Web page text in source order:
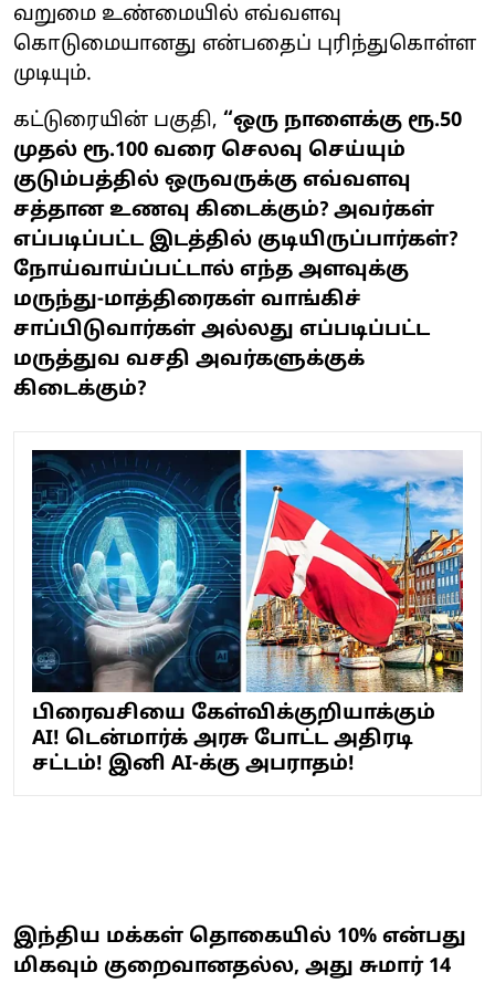
வறுமை உண்மையில் எவ்வளவு
கொடுமையானது என்பதைப் புரிந்துகொள்ள
முடியும்.
கட்டுரையின் பகுதி, “ஒரு நாளைக்கு ரூ.50
முதல் ரூ.100 வரை செலவு செய்யும்
குடும்பத்தில் ஒருவருக்கு எவ்வளவு
சத்தான உணவு கிடைக்கும்? அவர்கள்
எப்படிப்பட்ட இடத்தில் குடியிருப்பார்கள்?
நோய்வாய்ப்பட்டால் எந்த அளவுக்கு
மருந்து-மாத்திரைகள் வாங்கிச்
சாப்பிடுவார்கள் அல்லது எப்படிப்பட்ட
மருத்துவ வசதி அவர்களுக்குக்
கிடைக்கும்?
பிரைவசியை கேள்விக்குறியாக்கும்
AI! டென்மார்க் அரசு போட்ட அதிரடி
சட்டம்! இனி AI-க்கு அபராதம்!
இந்திய மக்கள் தொகையில் 10% என்பது
மிகவும் குறைவானதல்ல, அது சுமார் 14